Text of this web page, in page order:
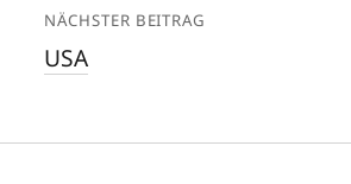
NÄCHSTER BEITRAG
USA